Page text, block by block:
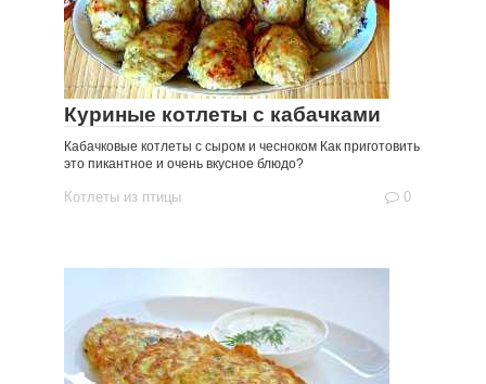
Куриные котлеты с кабачками
Кабачковые котлеты с сыром и чесноком Как приготовить
это пикантное и очень вкусное блюдо?
Котлеты из птицы 0